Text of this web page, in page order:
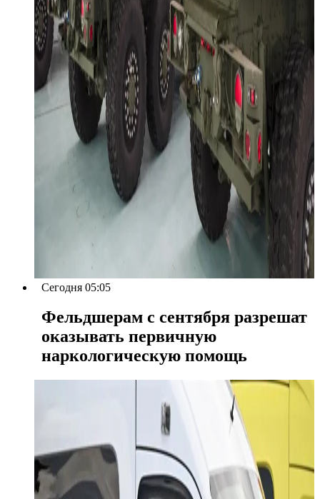
Сегодня 05:05
Фельдшерам с сентября разрешат
оказывать первичную
наркологическую помощь